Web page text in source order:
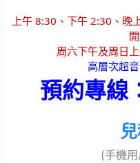
上午 8:30、下午 2:30、晚
周六下午及周日
高層次超
預約專線
(手機